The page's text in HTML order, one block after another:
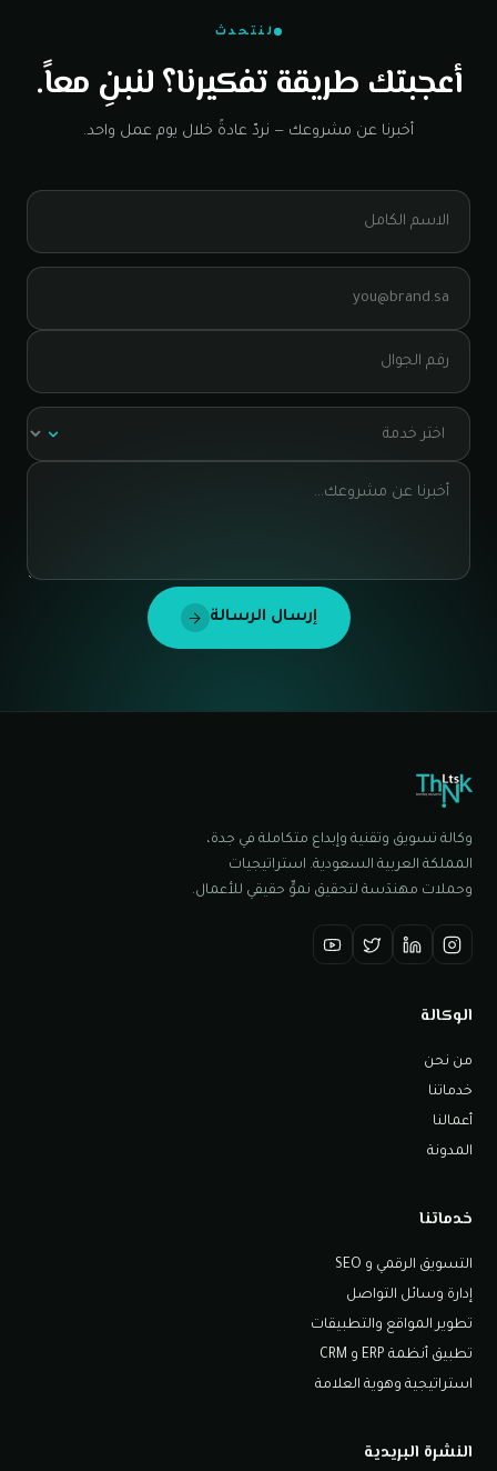
لنتحدث
أعجبتك طريقة تفكيرنا؟ لنبنِ معاً.
أخبرنا عن مشروعك — نردّ عادةً خلال يوم عمل واحد.
إرسال الرسالة
وكالة تسويق وتقنية وإبداع متكاملة في جدة،
المملكة العربية السعودية. استراتيجيات
وحملات مهندَسة لتحقيق نموٍّ حقيقي للأعمال.
الوكالة
من نحن
خدماتنا
أعمالنا
المدونة
خدماتنا
التسويق الرقمي و SEO
إدارة وسائل التواصل
تطوير المواقع والتطبيقات
تطبيق أنظمة ERP و CRM
استراتيجية وهوية العلامة
النشرة البريدية